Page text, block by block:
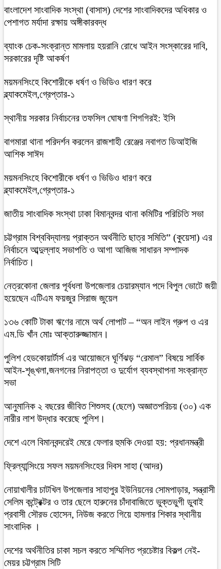
বাংলাদেশ সাংবাদিক সংস্থা (বাসাস) দেশের সাংবাদিকদের অধিকার ও
পেশাগত মর্যাদা রক্ষায় অঙ্গীকারবদ্ধ
ব্যাংক চেক-সংক্রান্ত মামলায় হয়রানি রোধে আইন সংস্কারের দাবি,
সরকারের দৃষ্টি আকর্ষণ
ময়মনসিংহে কিশোরীকে ধর্ষণ ও ভিডিও ধারণ করে
ব্ল্যাকমেইল,গ্রেপ্তার-১
স্থানীয় সরকার নির্বাচনের তফসিল ঘোষণা শিগগিরই: ইসি
বাগমারা থানা পরিদর্শন করলেন রাজশাহী রেঞ্জের নবাগত ডিআইজি
আশিক সাঈদ
ময়মনসিংহে কিশোরীকে ধর্ষণ ও ভিডিও ধারণ করে
ব্ল্যাকমেইল,গ্রেপ্তার-১
জাতীয় সাংবাদিক সংস্থা ঢাকা বিমানবন্দর থানা কমিটির পরিচিতি সভা
চট্টগ্রাম বিশ্ববিদ্যালয় প্রাক্তন অর্থনীতি ছাত্র সমিতি” (কুয়েসা) এর
নির্বাচনে আব্দুল্লাহ সভাপতি ও আগা আজিজ সাধারন সম্পাদক
নির্বাচিত।
নেত্রকোনা জেলার পূর্বধলা উপজেলার চেয়ারম্যান পদে বিপুল ভোটে জয়ী
হয়েছেন এটিএম ফয়জুর সিরাজ জুয়েল
১৩৬ কোটি টাকা ঋণের নামে অর্থ লোপাট – “অন লাইন গ্রুপ ও এর
এম.ডি খাঁন মোঃ আক্তারুজ্জামান।
পুলিশ হেডকোয়ার্টার্স এর আয়োজনে ঘূর্ণিঝড় “রেমাল” বিষয়ে সার্বিক
আইন-শৃঙ্খলা,জনগনের নিরাপত্তা ও দুর্যোগ ব্যবস্থাপনা সংক্রান্ত
সভা
আনুমানিক ২ বছরের জীবিত শিশুসহ (ছেলে) অজ্ঞাতপরিচয় (৩০) এক
নারীর লাশ উদ্ধার করেছে পুলিশ।
দেশে এলে বিমানবন্দরেই মেরে ফেলার হুমকি দেওয়া হয়: প্রধানমন্ত্রী
ফ্রিল্যান্সিংয়ে সফল ময়মনসিংহের দিবস সাহা (আদর)
নোয়াখালীর চাটখিল উপজেলার সাহাপুর ইউনিয়নের সোমপাড়ার, সন্ত্রাসী
সেলিম কন্ট্রেক্টর ও তার ছেলে হারুনের চাঁদাবাজিতে ভুক্তভুগী ডুবাই
প্রবাসী সৌরভ হোসেন, নিউজ করতে গিয়ে হামলার শিকার স্থানীয়
সাংবাদিক ।
দেশের অর্থনীতির চাকা সচল করতে সম্মিলিত প্রচেষ্টার বিকল্প নেই-
মেয়র চট্টগ্রাম সিটি